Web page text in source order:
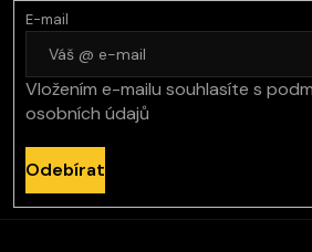
E-mail
Vložením e-mailu souhlasíte s
osobních údajů
Odebírat